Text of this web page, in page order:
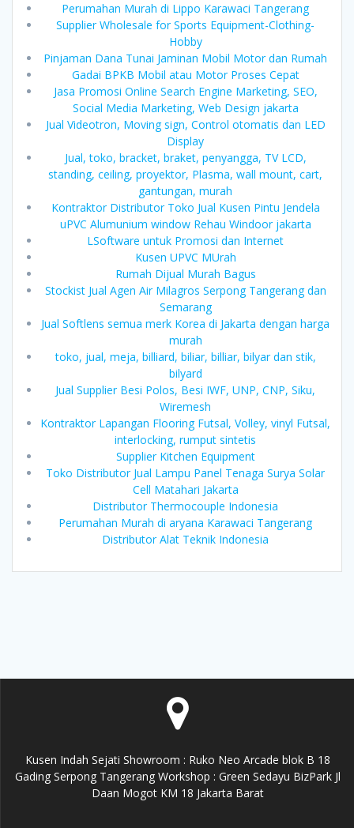
Perumahan Murah di Lippo Karawaci Tangerang
Supplier Wholesale for Sports Equipment-Clothing-
Hobby
Pinjaman Dana Tunai Jaminan Mobil Motor dan Rumah
Gadai BPKB Mobil atau Motor Proses Cepat
Jasa Promosi Online Search Engine Marketing, SEO,
Social Media Marketing, Web Design jakarta
Jual Videotron, Moving sign, Control otomatis dan LED
Display
Jual, toko, bracket, braket, penyangga, TV LCD,
standing, ceiling, proyektor, Plasma, wall mount, cart,
gantungan, murah
Kontraktor Distributor Toko Jual Kusen Pintu Jendela
uPVC Alumunium window Rehau Windoor jakarta
LSoftware untuk Promosi dan Internet
Kusen UPVC MUrah
Rumah Dijual Murah Bagus
Stockist Jual Agen Air Milagros Serpong Tangerang dan
Semarang
Jual Softlens semua merk Korea di Jakarta dengan harga
murah
toko, jual, meja, billiard, biliar, billiar, bilyar dan stik,
bilyard
Jual Supplier Besi Polos, Besi IWF, UNP, CNP, Siku,
Wiremesh
Kontraktor Lapangan Flooring Futsal, Volley, vinyl Futsal,
interlocking, rumput sintetis
Supplier Kitchen Equipment
Toko Distributor Jual Lampu Panel Tenaga Surya Solar
Cell Matahari Jakarta
Distributor Thermocouple Indonesia
Perumahan Murah di aryana Karawaci Tangerang
Distributor Alat Teknik Indonesia
Kusen Indah Sejati Showroom : Ruko Neo Arcade blok B 18
Gading Serpong Tangerang Workshop : Green Sedayu BizPark Jl
Daan Mogot KM 18 Jakarta Barat